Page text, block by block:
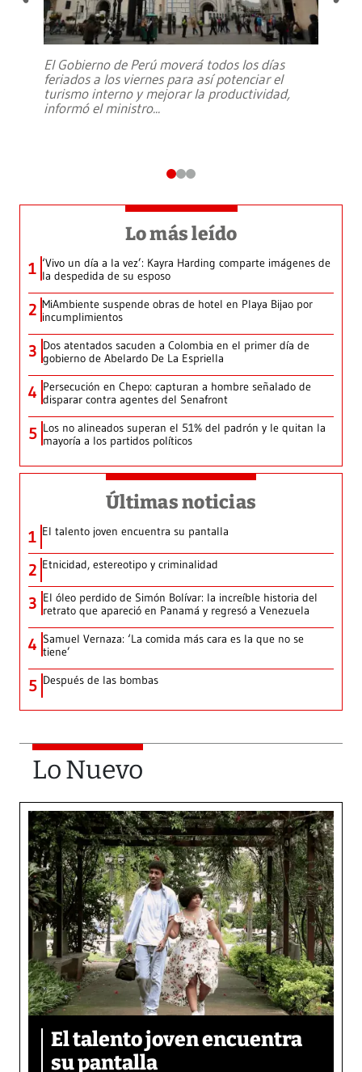
El Gobierno de Perú moverá todos los días
feriados a los viernes para así potenciar el
turismo interno y mejorar la productividad,
informó el ministro...
Lo más leído
1 ‘Vivo un día a la vez’: Kayra Harding comparte imágenes de
la despedida de su esposo
2 MiAmbiente suspende obras de hotel en Playa Bijao por
incumplimientos
3 Dos atentados sacuden a Colombia en el primer día de
gobierno de Abelardo De La Espriella
4 Persecución en Chepo: capturan a hombre señalado de
disparar contra agentes del Senafront
5 Los no alineados superan el 51% del padrón y le quitan la
mayoría a los partidos políticos
Últimas noticias
1 El talento joven encuentra su pantalla​
2 Etnicidad, estereotipo y criminalidad
3 El óleo perdido de Simón Bolívar: la increíble historia del
retrato que apareció en Panamá y regresó a Venezuela
4 Samuel Vernaza: ‘La comida más cara es la que no se
tiene’
5 Después de las bombas
Lo Nuevo
El talento joven encuentra
su pantalla​